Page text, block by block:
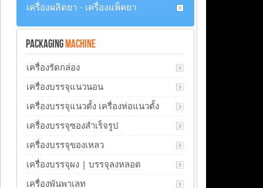
เครื่องผลิตยา - เครื่องแพ็คยา
PACKAGING MACHINE
เครื่องรัดกล่อง
เครื่องบรรจุแนวนอน
เครื่องบรรจุแนวตั้ง เครื่องห่อแนวตั้ง
เครื่องบรรจุซองสำเร็จรูป
เครื่องบรรจุของเหลว
เครื่องบรรจุผง | บรรจุลงหลอด
เครื่องพันพาเลท